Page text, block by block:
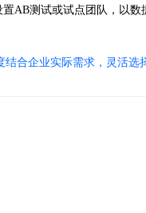
AB测试或试点团队，以
合企业实际需求，灵活